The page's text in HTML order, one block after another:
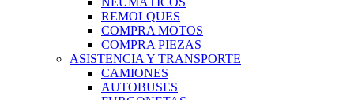
REMOLQUES
COMPRA MOTOS
COMPRA PIEZAS
ASISTENCIA Y TRANSPORTE
CAMIONES
AUTOBUSES